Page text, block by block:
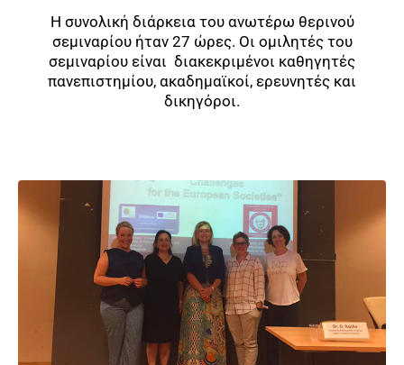
Η συνολική διάρκεια του ανωτέρω θερινού
σεμιναρίου ήταν 27 ώρες. Οι ομιλητές του
σεμιναρίου είναι διακεκριμένοι καθηγητές
πανεπιστημίου, ακαδημαϊκοί, ερευνητές και
δικηγόροι.